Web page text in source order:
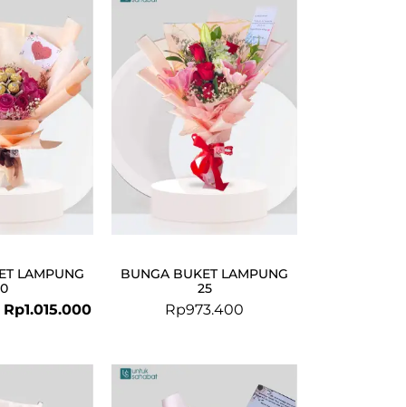
LAMPUNG
was:
Rp1.200.000.
Rp1.015.000
Rp1.015.000.
BUNGA BUKET LAMPUNG
25
Rp973.400
price